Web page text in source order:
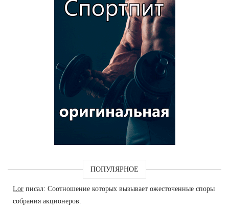
ПОПУЛЯРНОЕ
Lor писал: Соотношение которых вызывает ожесточенные споры
собрания акционеров.